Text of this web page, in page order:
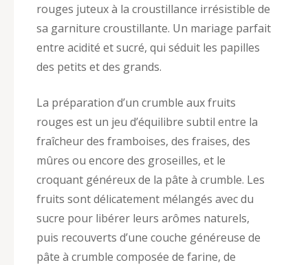
rouges juteux à la croustillance irrésistible de
sa garniture croustillante. Un mariage parfait
entre acidité et sucré, qui séduit les papilles
des petits et des grands.
La préparation d’un crumble aux fruits
rouges est un jeu d’équilibre subtil entre la
fraîcheur des framboises, des fraises, des
mûres ou encore des groseilles, et le
croquant généreux de la pâte à crumble. Les
fruits sont délicatement mélangés avec du
sucre pour libérer leurs arômes naturels,
puis recouverts d’une couche généreuse de
pâte à crumble composée de farine, de